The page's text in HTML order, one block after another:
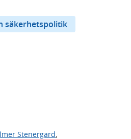
säkerhetspolitik
Stenergard,